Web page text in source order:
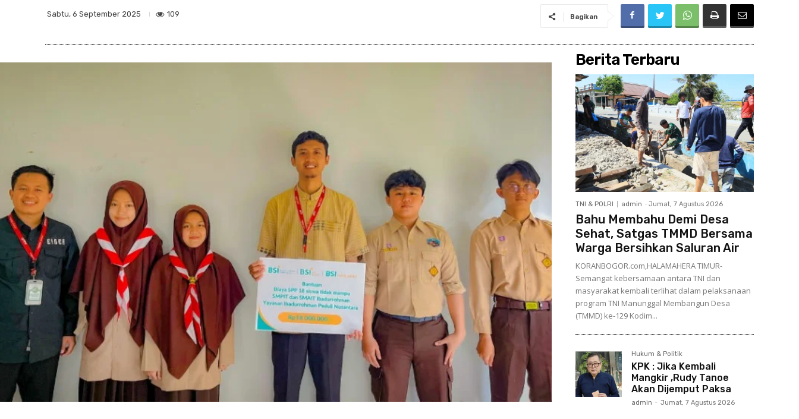
Sabtu, 6 September 2025 109 Bagikan
Berita Terbaru
TNI & POLRI admin - Jumat, 7 Agustus 2026
Bahu Membahu Demi Desa
Sehat, Satgas TMMD Bersama
Warga Bersihkan Saluran Air
KORANBOGOR.com,HALAMAHERA TIMUR-
Semangat kebersamaan antara TNI dan
masyarakat kembali terlihat dalam pelaksanaan
program TNI Manunggal Membangun Desa
(TMMD) ke-129 Kodim...
Hukum & Politik
KPK : Jika Kembali
Mangkir ,Rudy Tanoe
Akan Dijemput Paksa
admin - Jumat, 7 Agustus 2026